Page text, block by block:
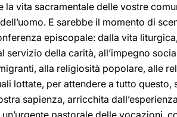
vita sacramentale delle vostre
E sarebbe il momento di
episcopale: dalla vita
della carità, all’impegno
alla religiosità popolare, alle
lottate, per attendere a tutto
sapienza, arricchita
pastorale delle vocazioni,